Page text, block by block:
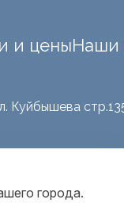
и ценыНаши
Куйбышева
города.